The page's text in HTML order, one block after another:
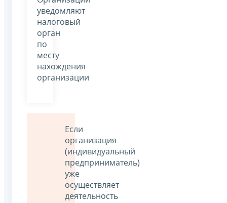
уведомляют
налоговый
орган
по
месту
нахождения
организации
Если
организация
(индивидуальный
предприниматель)
уже
осуществляет
деятельность